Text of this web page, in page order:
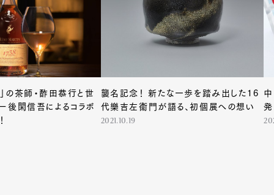
Pen international Pen tw
の茶師・酢田恭行と世
後閑信吾によるコラボ
襲名記念！ 新たな一歩を踏み出した16
代樂吉左衞門が語る、初個展への想い
2021.10.19
発